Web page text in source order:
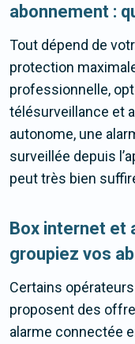
abonnement :
Tout dépend de
protection
professionnelle,
télésurveillance et
autonome, une
surveillée depuis
peut très bien
Box internet et
groupiez vos
Certains
proposent des
alarme connectée